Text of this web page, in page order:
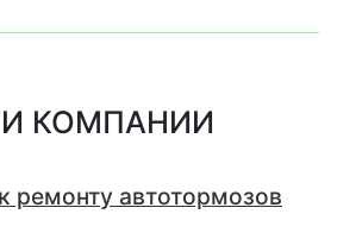
КОМПАНИИ
ремонту автотормозов